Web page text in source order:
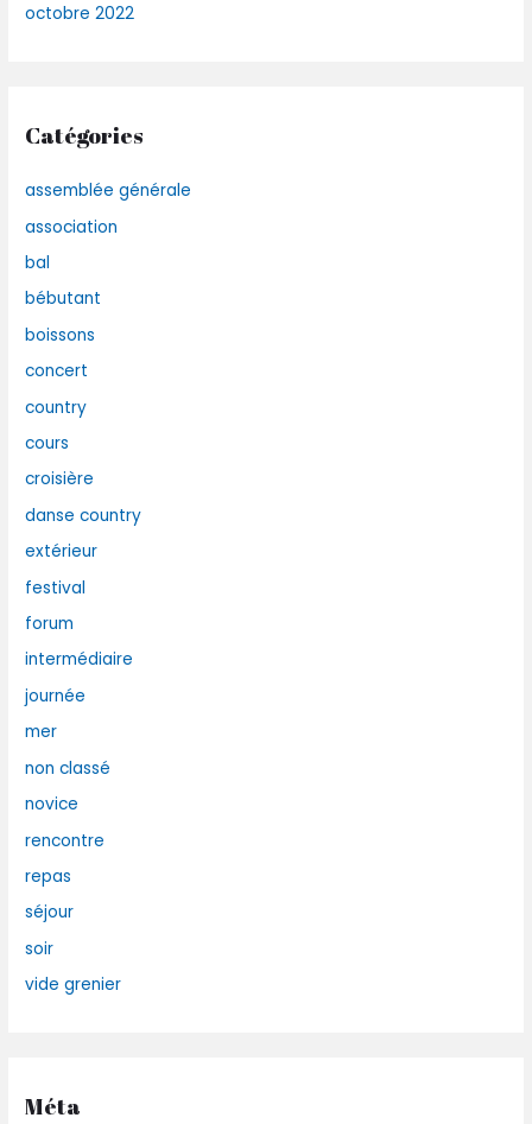
octobre 2022
Catégories
assemblée générale
association
bal
bébutant
boissons
concert
country
cours
croisière
danse country
extérieur
festival
forum
intermédiaire
journée
mer
non classé
novice
rencontre
repas
séjour
soir
vide grenier
Méta